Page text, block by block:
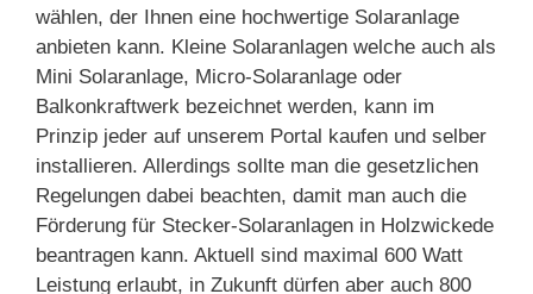
wählen, der Ihnen eine hochwertige Solaranlage
anbieten kann. Kleine Solaranlagen welche auch als
Mini Solaranlage, Micro-Solaranlage oder
Balkonkraftwerk bezeichnet werden, kann im
Prinzip jeder auf unserem Portal kaufen und selber
installieren. Allerdings sollte man die gesetzlichen
Regelungen dabei beachten, damit man auch die
Förderung für Stecker-Solaranlagen in Holzwickede
beantragen kann. Aktuell sind maximal 600 Watt
Leistung erlaubt, in Zukunft dürfen aber auch 800